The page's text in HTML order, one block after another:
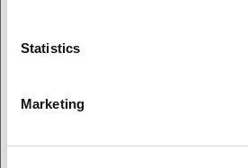
Statistics
Marketing